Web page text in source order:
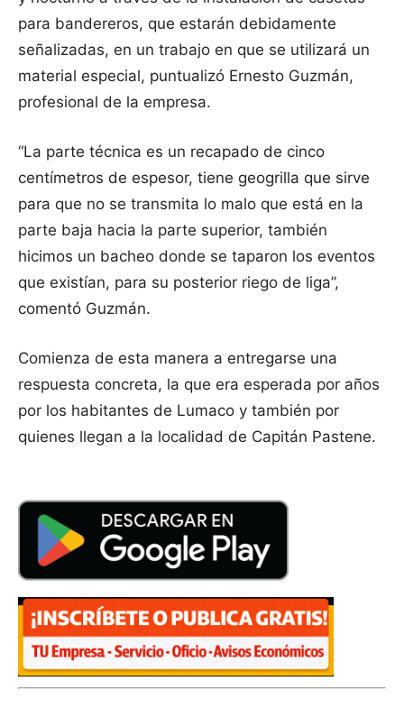
para bandereros, que estarán debidamente
señalizadas, en un trabajo en que se utilizará un
material especial, puntualizó Ernesto Guzmán,
profesional de la empresa.
“La parte técnica es un recapado de cinco
centímetros de espesor, tiene geogrilla que sirve
para que no se transmita lo malo que está en la
parte baja hacia la parte superior, también
hicimos un bacheo donde se taparon los eventos
que existían, para su posterior riego de liga”,
comentó Guzmán.
Comienza de esta manera a entregarse una
respuesta concreta, la que era esperada por años
por los habitantes de Lumaco y también por
quienes llegan a la localidad de Capitán Pastene.